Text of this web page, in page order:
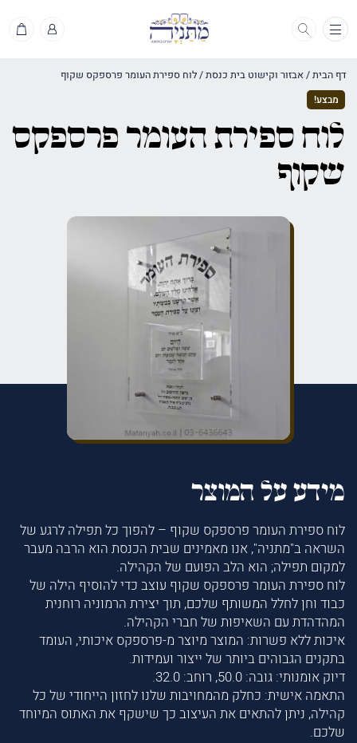
תפריט
דף הבית/אבזור וקישוט בית כנסת/לוח ספירת העומר פרספקס שקוף
מבצע!
לוח ספירת העומר פרספקס
שקוף
מידע על המוצר
לוח ספירת העומר פרספקס שקוף – להפוך כל תפילה לרגע של
השראה ב"מתניה", אנו מאמינים שבית הכנסת הוא הרבה מעבר
למקום תפילה; הוא הלב הפועם של הקהילה.
לוח ספירת העומר פרספקס שקוף עוצב כדי להוסיף הילה של
כבוד וחן לחלל המשותף שלכם, תוך יצירת הרמוניה רוחנית
המהדהדת עם השאיפות של חברי הקהילה.
איכות ללא פשרות: המוצר מיוצר מ-פרספקס איכותי, העומד
בתקנים הגבוהים ביותר של ייצור ועמידות.
דיוק אומנותי: גובה: 50.0, רוחב: 32.0.
התאמה אישית: כחלק מהמחויבות שלנו לחזון הייחודי של כל
קהילה, ניתן להתאים את העיצוב כך שישקף את האתוס המיוחד
שלכם.